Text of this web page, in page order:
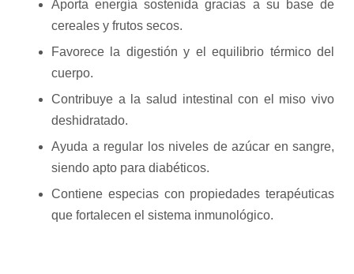
Aporta energía sostenida gracias a su base de
cereales y frutos secos.
Favorece la digestión y el equilibrio térmico del
cuerpo.
Contribuye a la salud intestinal con el miso vivo
deshidratado.
Ayuda a regular los niveles de azúcar en sangre,
siendo apto para diabéticos.
Contiene especias con propiedades terapéuticas
que fortalecen el sistema inmunológico.